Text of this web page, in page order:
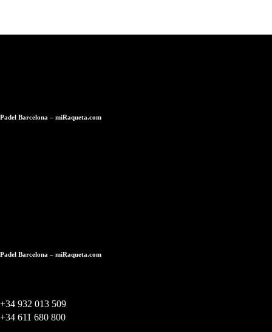
Padel Barcelona – miRaqueta.com
Padel Barcelona – miRaqueta.com
+34 932 013 509
+34 611 680 800